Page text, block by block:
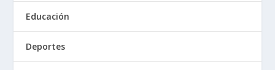
Educación
Deportes